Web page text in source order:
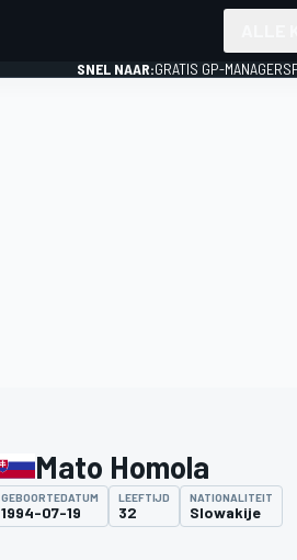
SNEL NAAR:GRATIS GP-
Mato Homola
GEBOORTEDATUM
1994-07-19
LEEFTIJD
32
NATIONALITEIT
Slowakije